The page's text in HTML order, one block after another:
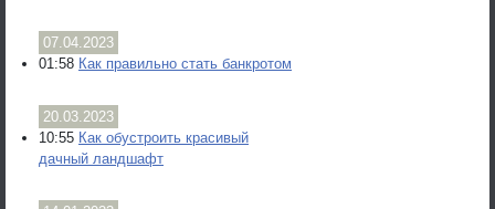
07.04.2023
01:58 Как правильно стать банкротом
20.03.2023
10:55 Как обустроить красивый
дачный ландшафт